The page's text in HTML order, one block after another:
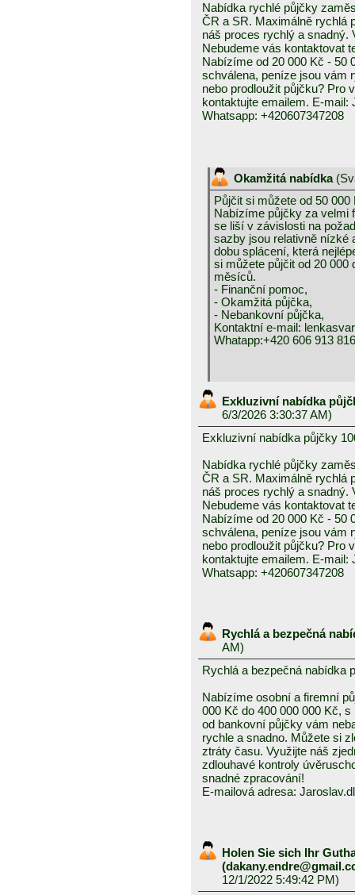
Nabídka rychlé půjčky
ČR a SR. Maximálně rychlá
náš proces rychlý a snadný.
Nebudeme vás kontaktovat
Nabízíme od 20 000 Kč - 50
schválena, peníze jsou vám
nebo prodloužit půjčku? Pro
kontaktujte emailem. E-mail:
Whatsapp: +420607347208
Okamžitá nabídka (
Půjčit si můžete od 50
Nabízíme půjčky za velmi
se liší v závislosti na
sazby jsou relativně nízké
dobu splácení, která
si můžete půjčit od 20 000
měsíců.
- Finanční pomoc,
- Okamžitá půjčka,
- Nebankovní půjčka,
Kontaktní e-mail:
Whatapp:+420 606 913 816
Exkluzivní nabídka
6/3/2026 3:30:37 AM)
Exkluzivní nabídka půjčky
Nabídka rychlé půjčky
ČR a SR. Maximálně rychlá
náš proces rychlý a snadný.
Nebudeme vás kontaktovat
Nabízíme od 20 000 Kč - 50
schválena, peníze jsou vám
nebo prodloužit půjčku? Pro
kontaktujte emailem. E-mail:
Whatsapp: +420607347208
Rychlá a bezpečná
AM)
Rychlá a bezpečná nabídka
Nabízíme osobní a firemní
000 Kč do 400 000 000 Kč,
od bankovní půjčky vám
rychle a snadno. Můžete si
ztráty času. Využijte náš
zdlouhavé kontroly
snadné zpracování!
E-mailová adresa:
Holen Sie sich Ihr
12/1/2022 5:49:42 PM)